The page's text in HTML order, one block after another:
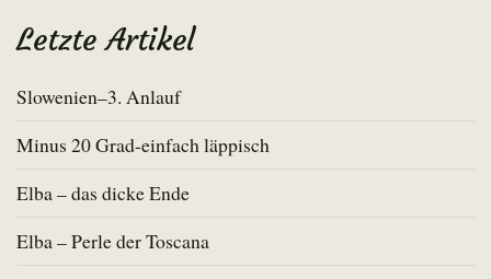
Letzte Artikel
Slowenien–3. Anlauf
Minus 20 Grad-einfach läppisch
Elba – das dicke Ende
Elba – Perle der Toscana